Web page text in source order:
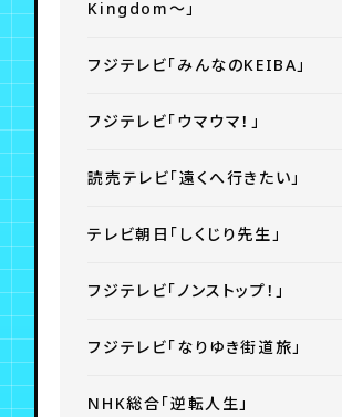
Kingdom～」
フジテレビ「みんなのKEIBA」
フジテレビ「ウマウマ！」
読売テレビ「遠くへ行きたい」
テレビ朝日「しくじり先生」
フジテレビ「ノンストップ！」
フジテレビ「なりゆき街道旅」
NHK総合「逆転人生」